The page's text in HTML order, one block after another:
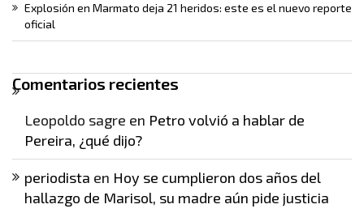
Explosión en Marmato deja 21 heridos: este es el nuevo reporte
oficial
Comentarios recientes
Leopoldo sagre en Petro volvió a hablar de
Pereira, ¿qué dijo?
periodista en Hoy se cumplieron dos años del
hallazgo de Marisol, su madre aún pide justicia